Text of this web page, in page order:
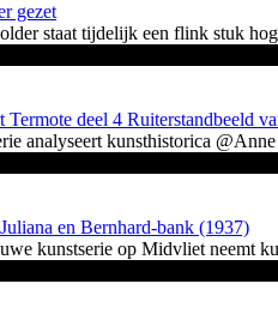
gezet
staat tijdelijk een flink stuk
deel 4 Ruiterstandbeeld
analyseert kunsthistorica
en Bernhard-bank (1937)
kunstserie op Midvliet neemt